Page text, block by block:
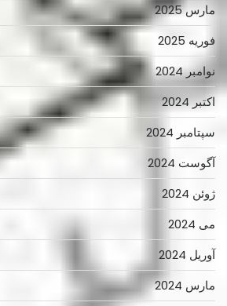
مارس 2025
فوریه 2025
نوامبر 2024
اکتبر 2024
سپتامبر 2024
آگوست 2024
ژوئن 2024
می 2024
آوریل 2024
مارس 2024